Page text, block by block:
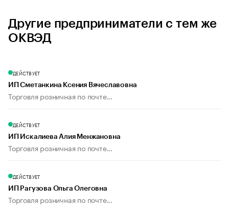
Другие предприниматели с тем же
ОКВЭД
ДЕЙСТВУЕТ
ИП Сметанкина Ксения Вячеславовна
Торговля розничная по почте...
ДЕЙСТВУЕТ
ИП Искалиева Алия Менжановна
Торговля розничная по почте...
ДЕЙСТВУЕТ
ИП Рагузова Ольга Олеговна
Торговля розничная по почте...